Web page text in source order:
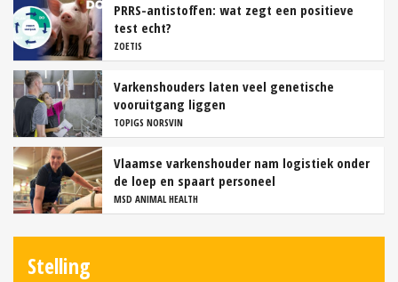
PRRS-antistoffen: wat zegt een positieve
test echt?
ZOETIS
Varkenshouders laten veel genetische
vooruitgang liggen
TOPIGS NORSVIN
Vlaamse varkenshouder nam logistiek onder
de loep en spaart personeel
MSD ANIMAL HEALTH
Stelling